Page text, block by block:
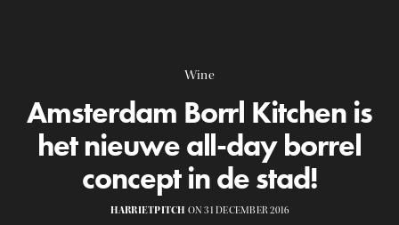
Wine
Amsterdam Borrl Kitchen is
het nieuwe all-day borrel
concept in de stad!
HARRIETPITCH ON 31 DECEMBER 2016